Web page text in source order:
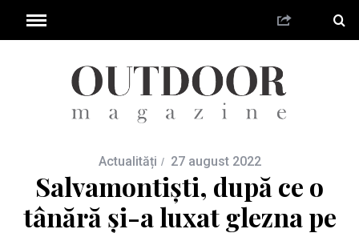
Actualități 27 august 2022
Salvamontiști, după ce o
tânără și-a luxat glezna pe